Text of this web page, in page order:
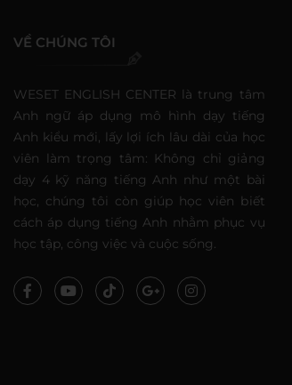
VỀ CHÚNG TÔI
WESET ENGLISH CENTER là trung tâm
Anh ngữ áp dụng mô hình dạy tiếng
Anh kiểu mới, lấy lợi ích lâu dài của học
viên làm trọng tâm: Không chỉ giảng
dạy 4 kỹ năng tiếng Anh như một bài
học, chúng tôi còn giúp học viên biết
cách áp dụng tiếng Anh nhằm phục vụ
học tập, công việc và cuộc sống.